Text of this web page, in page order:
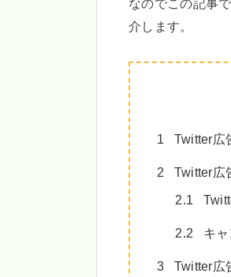
なのでこの記事
介します。
1 Twitter広
2 Twitter広
2.1
2.2 キ
3 Twitter広